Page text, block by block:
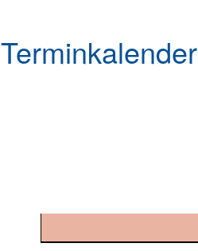
Terminkalender